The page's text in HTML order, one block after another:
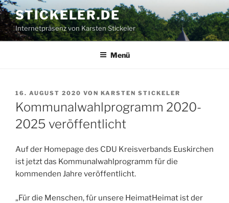
Zum
Inhalt
springen
STICKELER.DE
Internetpräsenz von Karsten Stickeler
Menü
VERÖFFENTLICHT
AM
16. AUGUST 2020 VON KARSTEN STICKELER
Kommunalwahlprogramm 2020-
2025 veröffentlicht
Auf der Homepage des CDU Kreisverbands Euskirchen
ist jetzt das Kommunalwahlprogramm für die
kommenden Jahre veröffentlicht.
„Für die Menschen, für unsere HeimatHeimat ist der